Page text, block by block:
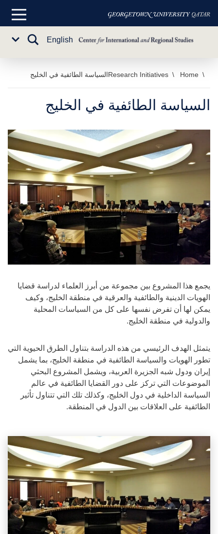
تخطي
إلى
المحتوى
الرئيسي
القائمة
English
تبديل
Home
Research Initiativesالسياسة الطائفية في الخليج
السياسة الطائفية في الخليج
يجمع هذا المشروع بين مجموعة من أبرز العلماء لدراسة قضايا
الهويات الدينية والطائفية والعرقية في منطقة الخليج، وكيف
يمكن لها أن تفرض نفسها على كل من السياسات المحلية
والدولية في منطقة الخليج.
يتمثل الهدف الرئيسي من هذه الدراسة بتناول الطرق الحيوية التي
تطور الهويات والسياسة الطائفية في منطقة الخليج، بما يشمل
إيران ودول شبه الجزيرة العربية، ويشمل المشروع البحثي
الموضوعات التي تركز على دور القضايا الطائفية في عالم
السياسة الداخلية في دول الخليج، وكذلك تلك التي تتناول تأثير
الطائفية على العلاقات بين الدول في المنطقة.